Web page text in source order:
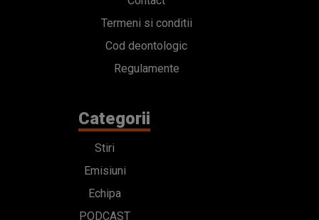
Stiri
Emisiuni
Echipa
Concursuri
HOT40
Bd. Mărăști 65-67,